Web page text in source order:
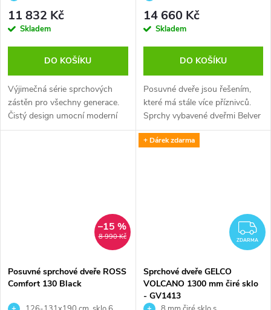
s povrchovou úpravou COATED
GLASS. Výška dveří je 200 cm +
11 832 Kč
Skladem
DO KOŠÍKU
Výjimečná série sprchových
zástěn pro všechny generace.
Čistý design umocní moderní
vzhled Vaší...
14 660 Kč
Skladem
DO KOŠÍKU
Posuvné dveře jsou řešením,
které má stále více příznivců.
Sprchy vybavené dveřmi Belver
130 jsou...
8 990 Kč
–15 %
Posuvné sprchové dveře ROSS
Comfort 130 Black
+ Dárek zdarma
ZDARMA
Sprchové dveře GELCO
VOLCANO 1300 mm čiré sklo
- GV1413